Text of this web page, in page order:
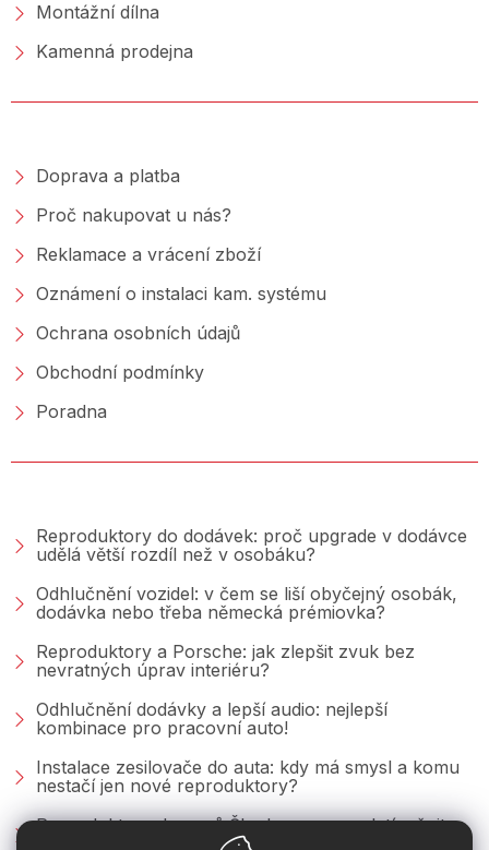
Montážní dílna
Kamenná prodejna
Doprava a platba
Proč nakupovat u nás?
Reklamace a vrácení zboží
Oznámení o instalaci kam. systému
Ochrana osobních údajů
Obchodní podmínky
Poradna
Reproduktory do dodávek: proč upgrade v dodávce
udělá větší rozdíl než v osobáku?
Odhlučnění vozidel: v čem se liší obyčejný osobák,
dodávka nebo třeba německá prémiovka?
Reproduktory a Porsche: jak zlepšit zvuk bez
nevratných úprav interiéru?
Odhlučnění dodávky a lepší audio: nejlepší
kombinace pro pracovní auto!
Instalace zesilovače do auta: kdy má smysl a komu
nestačí jen nové reproduktory?
Reproduktory do vozů Škoda: co se vyplatí měnit u
Fabie, Octavie a Superbu?